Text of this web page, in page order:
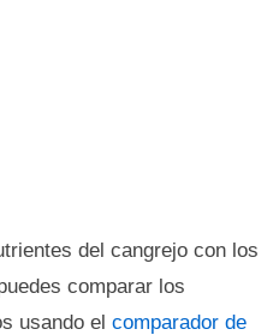
del cangrejo con los
comparar los
usando el comparador de